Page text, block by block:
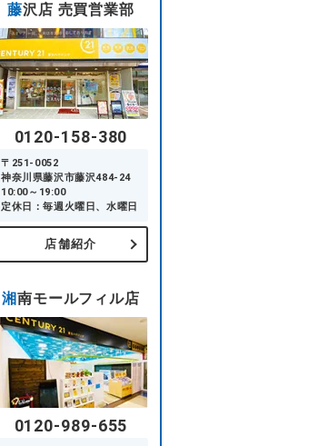
藤沢店 売買営業部
0120-158-380
〒251-0052
神奈川県藤沢市藤沢484-24
10:00～19:00
定休日：毎週火曜日、水曜日
店舗紹介
湘南モールフィル店
0120-989-655